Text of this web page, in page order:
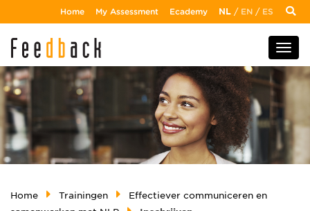
Home My Assessment Ecademy NL / EN / ES
Home Trainingen
Effectiever communiceren en